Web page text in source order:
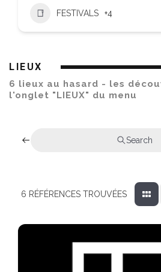
FESTIVALS +4
LIEUX
6 lieux au hasard - les
l'onglet "LIEUX" du menu
Search
6 RÉFÉRENCES TROUVÉES